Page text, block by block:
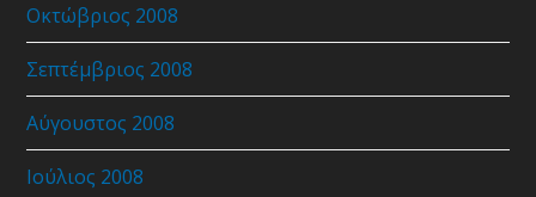
Οκτώβριος 2008
Σεπτέμβριος 2008
Αύγουστος 2008
Ιούλιος 2008